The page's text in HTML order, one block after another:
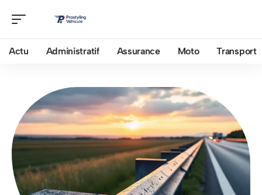
Actu Administratif Assurance Moto Transport